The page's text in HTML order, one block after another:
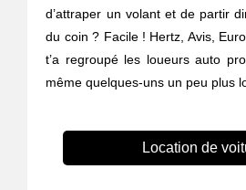
d’attraper un volant et de partir
du coin ? Facile ! Hertz, Avis,
t’a regroupé les loueurs auto
même quelques-uns un peu plus
Location de